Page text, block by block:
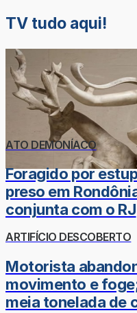
TV tudo aqui!
ATO DEMONÍACO
Foragido por
preso em
conjunta com o RJ
ARTIFÍCIO DESCOBERTO
Motorista
movimento e
meia tonelada de